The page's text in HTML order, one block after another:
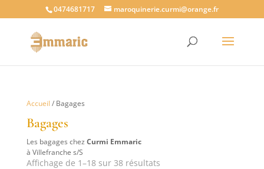
0474681717 maroquinerie.curmi@orange.fr
Accueil / Bagages
Bagages
Les bagages chez Curmi Emmaric
à Villefranche s/S
Affichage de 1–18 sur 38 résultatsTrié